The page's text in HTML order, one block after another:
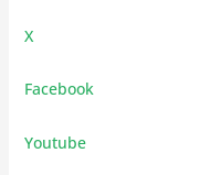
X
Facebook
Youtube